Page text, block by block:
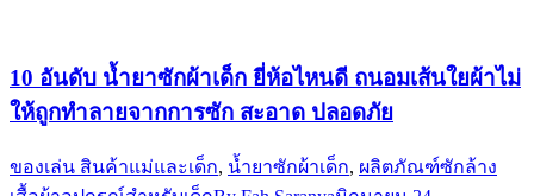
10 อันดับ น้ำยาซักผ้าเด็ก ยี่ห้อไหนดี ถนอมเส้นใยผ้าไม่
ให้ถูกทำลายจากการซัก สะอาด ปลอดภัย
ของเล่น สินค้าแม่และเด็ก, น้ำยาซักผ้าเด็ก, ผลิตภัณฑ์ซักล้าง